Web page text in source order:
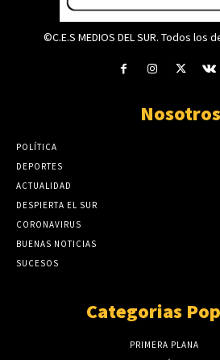
©C.E.S MEDIOS DEL SUR. Todos
Nosotros
POLÍTICA
DEPORTES
ACTUALIDAD
DESPIERTA EL SUR
CORONAVIRUS
BUENAS NOTICIAS
SUCESOS
Categorias
PRIMERA PLANA